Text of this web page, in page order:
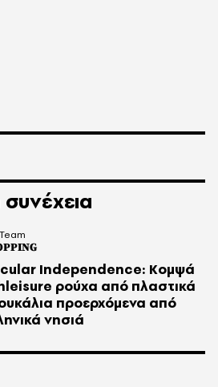
Independence: Κομψά
ρούχα από πλαστικά
προερχόμενα από
νησιά